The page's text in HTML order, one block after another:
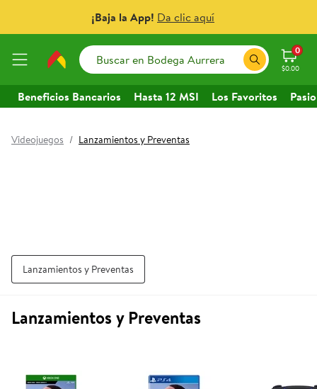
¡Baja la App! Da clic aquí
0
$0.00
Beneficios Bancarios Hasta 12 MSI Los Favoritos
Gran variedad de
Videojuegos / Lanzamientos y Preventas
Lanzamientos y Preventas
Lanzamientos y Preventas